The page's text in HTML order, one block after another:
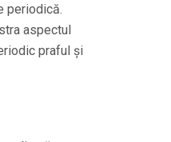
periodică.
aspectul
praful și